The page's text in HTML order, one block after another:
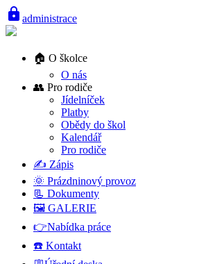
lock administrace
🏠 O školce
O nás
👥 Pro rodiče
Jídelníček
Platby
Obědy do škol
Kalendář
Pro rodiče
✍️ Zápis
🌞 Prázdninový provoz
📃 Dokumenty
🖼️ GALERIE
👉Nabídka práce
☎️ Kontakt